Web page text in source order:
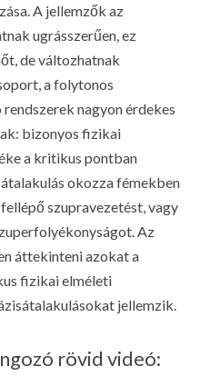
A jellemzők az
ugrásszerűen, ez
de változhatnak
a folytonos
nagyon érdekes
bizonyos fizikai
a kritikus pontban
okozza fémekben
szupravezetést, vagy
Az
áttekinteni azokat a
fizikai elméleti
jellemzik.
rövid videó: